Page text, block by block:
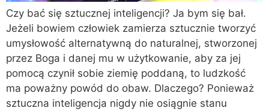
Czy bać się sztucznej inteligencji? Ja bym się bał.
Jeżeli bowiem człowiek zamierza sztucznie tworzyć
umysłowość alternatywną do naturalnej, stworzonej
przez Boga i danej mu w użytkowanie, aby za jej
pomocą czynił sobie ziemię poddaną, to ludzkość
ma poważny powód do obaw. Dlaczego? Ponieważ
sztuczna inteligencja nigdy nie osiągnie stanu